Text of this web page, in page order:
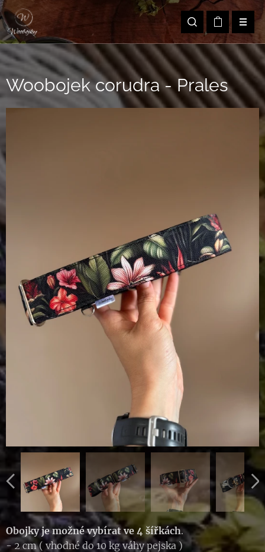
Woobojek corudra - Prales
Obojky je možné vybírat ve 4 šířkách.
- 2 cm ( vhodné do 10 kg váhy pejska )